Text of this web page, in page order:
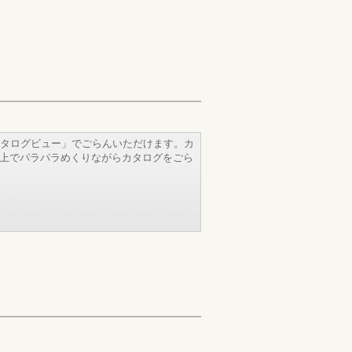
ログビュー」でごらんいただけます。カ
でパラパラめくりながらカタログをごら